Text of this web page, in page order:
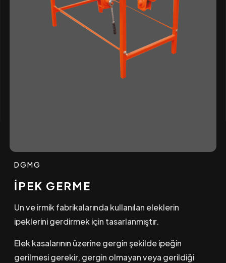
DGMG
İPEK GERME
Un ve irmik fabrikalarında kullanılan eleklerin
ipeklerini gerdirmek için tasarlanmıştır.
Elek kasalarının üzerine gergin şekilde ipeğin
gerilmesi gerekir, gergin olmayan veya gerildiği